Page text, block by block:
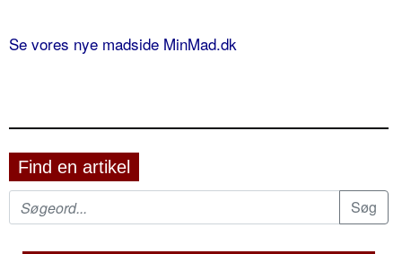
Se vores nye madside MinMad.dk
Find en artikel